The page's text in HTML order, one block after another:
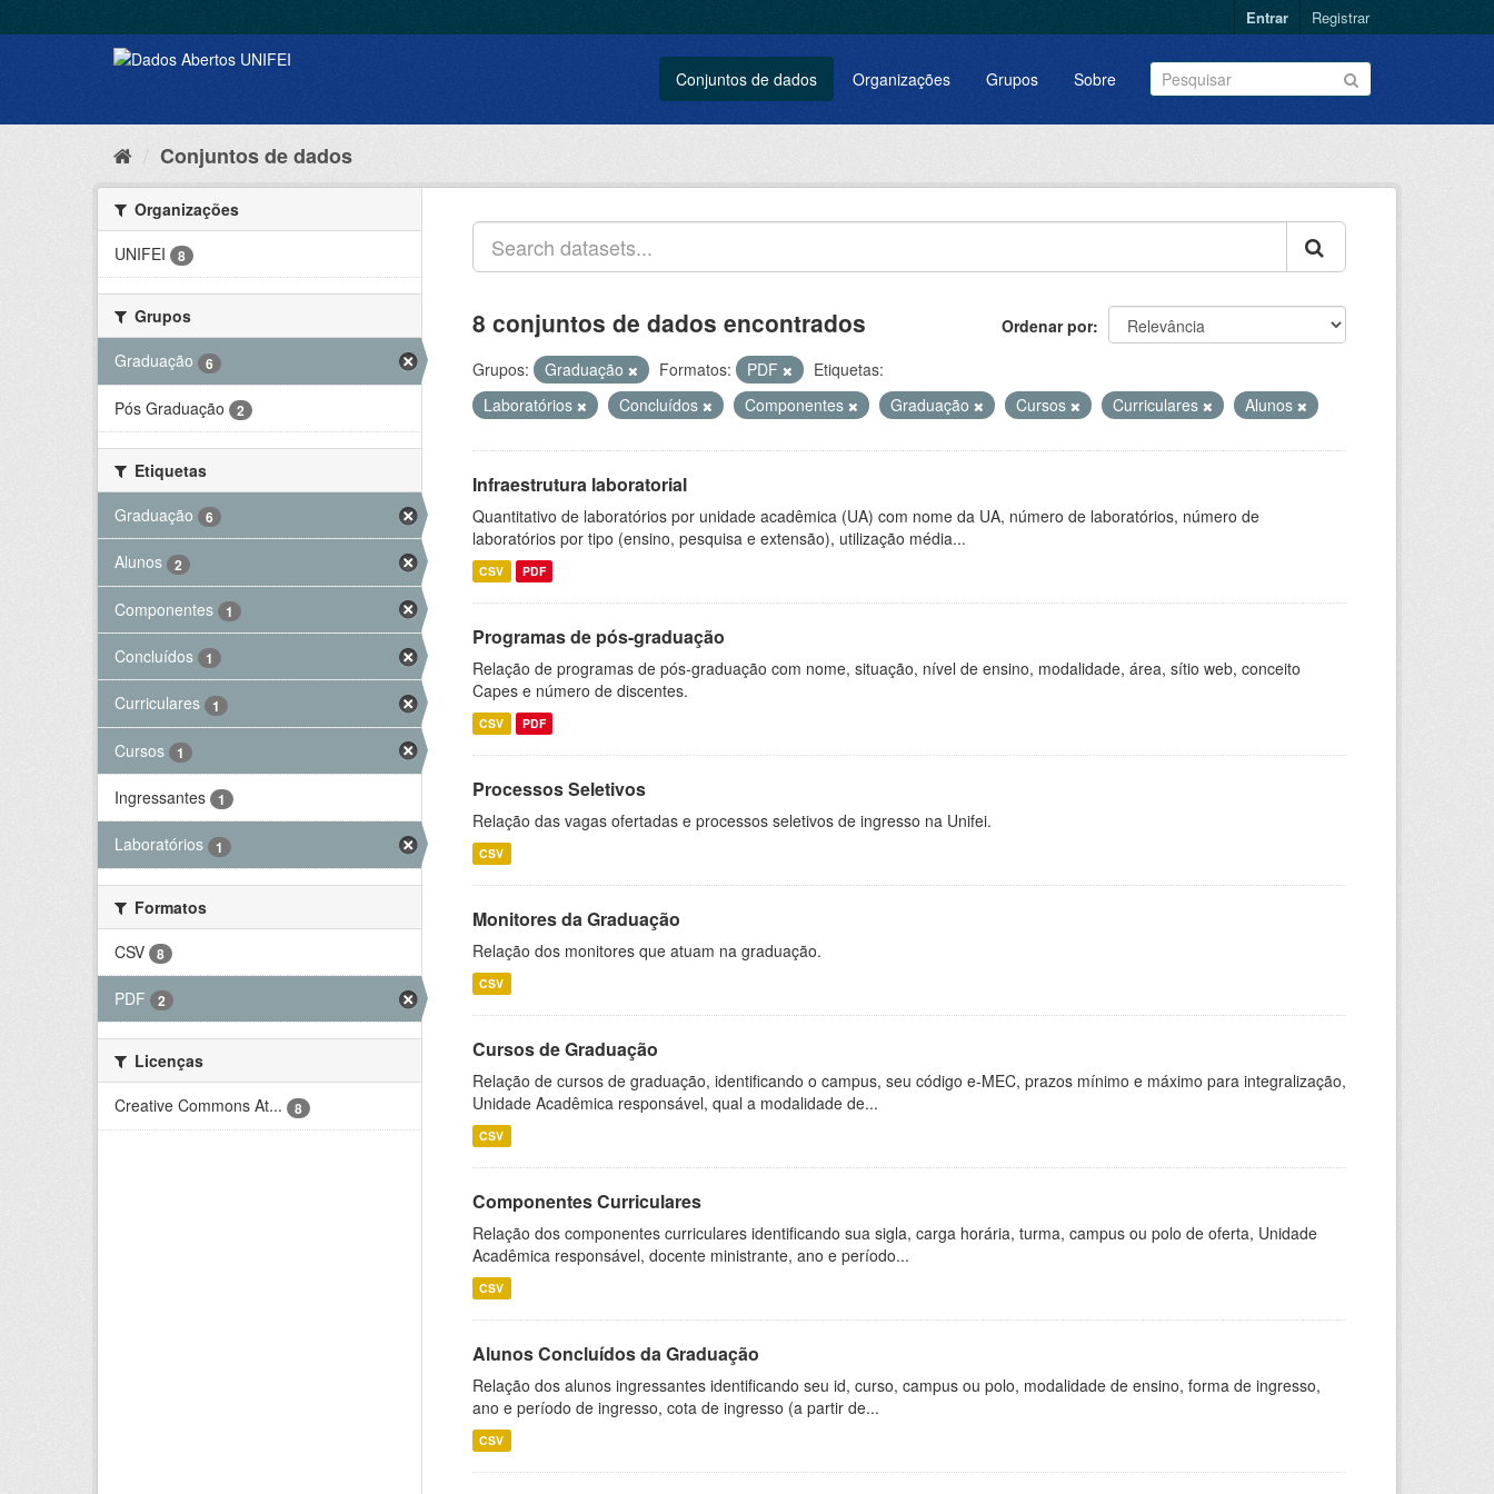
Entrar Registrar
Conjuntos de dados Organizações Grupos Sobre
Conjuntos de dados
Organizações
UNIFEI
8
Grupos
Graduação
6
Pós Graduação 2
Etiquetas
Graduação
6
Alunos 2
Componentes 1
Concluídos 1
Curriculares 1
Cursos 1
Ingressantes 1
Laboratórios 1
Formatos
CSV
8
PDF 2
Licenças
Creative Commons At...
8
Ordenar por
8 conjuntos de dados encontrados
Grupos: Graduação Formatos: PDF
Etiquetas:
Laboratórios
Concluídos Componentes Graduação Cursos Curriculares Alunos
Infraestrutura laboratorial
Quantitativo de laboratórios por unidade acadêmica (UA) com nome da UA, número de laboratórios, número de
laboratórios por tipo (ensino, pesquisa e extensão), utilização média...
CSV PDF
Programas de pós-graduação
Relação de programas de pós-graduação com nome, situação, nível de ensino, modalidade, área, sítio web, conceito
Capes e número de discentes.
CSV PDF
Processos Seletivos
Relação das vagas ofertadas e processos seletivos de ingresso na Unifei.
CSV
Monitores da Graduação
Relação dos monitores que atuam na graduação.
CSV
Cursos de Graduação
Relação de cursos de graduação, identificando o campus, seu código e-MEC, prazos mínimo e máximo para integralização,
Unidade Acadêmica responsável, qual a modalidade de...
CSV
Componentes Curriculares
Relação dos componentes curriculares identificando sua sigla, carga horária, turma, campus ou polo de oferta, Unidade
Acadêmica responsável, docente ministrante, ano e período...
CSV
Alunos Concluídos da Graduação
Relação dos alunos ingressantes identificando seu id, curso, campus ou polo, modalidade de ensino, forma de ingresso,
ano e período de ingresso, cota de ingresso (a partir de...
CSV